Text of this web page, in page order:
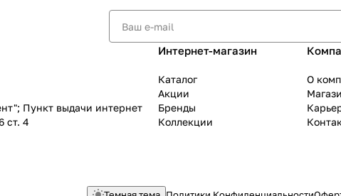
Пункт выдачи интернет
ст. 4
Интернет-магазин
Каталог
Акции
Бренды
Коллекции
О